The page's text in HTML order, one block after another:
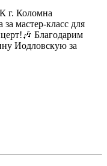
г. Коломна
мастер-класс для
Благодарим
Иодловскую за